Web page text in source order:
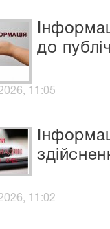
до
11:05
11:02